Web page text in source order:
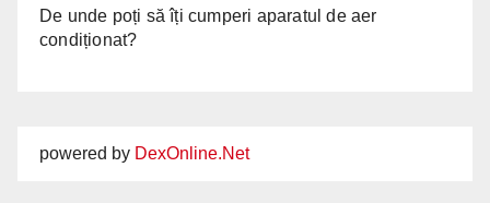
De unde poți să îți cumperi aparatul de aer
condiționat?
powered by DexOnline.Net